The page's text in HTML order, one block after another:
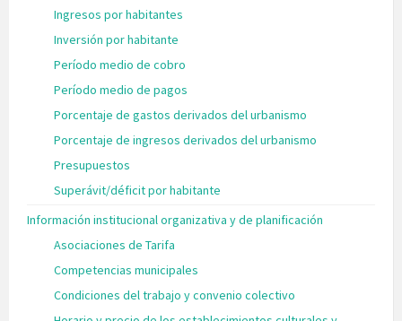
Ingresos por habitantes
Inversión por habitante
Período medio de cobro
Período medio de pagos
Porcentaje de gastos derivados del urbanismo
Porcentaje de ingresos derivados del urbanismo
Presupuestos
Superávit/déficit por habitante
Información institucional organizativa y de planificación
Asociaciones de Tarifa
Competencias municipales
Condiciones del trabajo y convenio colectivo